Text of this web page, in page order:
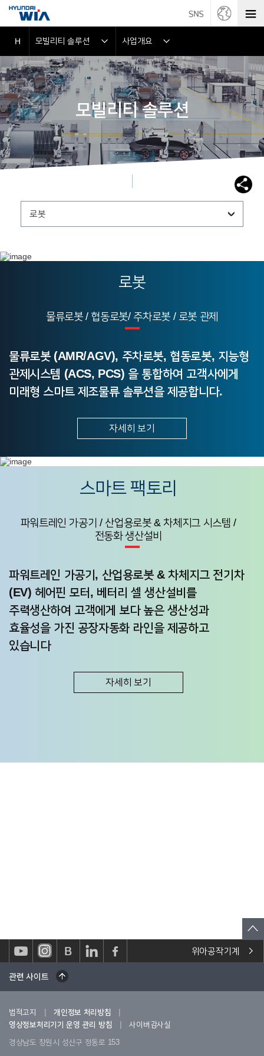
모빌리티 솔루션
H 모빌리티 솔루션 사업개요
로봇
로봇
물류로봇 / 협동로봇/ 주차로봇 / 로봇 관제
물류로봇 (AMR/AGV), 주차로봇, 협동로봇, 지능형
관제시스템 (ACS, PCS) 을 통합하여 고객사에게
미래형 스마트 제조물류 솔루션을 제공합니다.
자세히 보기
스마트 팩토리
파워트레인 가공기 / 산업용로봇 & 차체지그 시스템/
전동화 생산설비
파워트레인 가공기, 산업용로봇 & 차체지그 전기차
(EV) 헤어핀 모터, 베터리 셀 생산설비를
주력생산하여 고객에게 보다 높은 생산성과
효율성을 가진 공장자동화 라인을 제공하고
있습니다
자세히 보기
위아공작기계
관련 사이트
법적고지 | 개인정보 처리방침 |
영상정보처리기기 운영 관리 방침 |
사이버감사실
경상남도 창원시 성산구 정동로 153